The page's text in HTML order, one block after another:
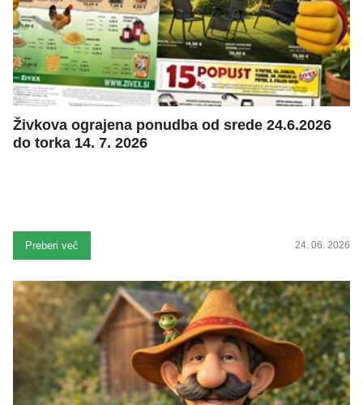
Živkova ograjena ponudba od srede 24.6.2026
do torka 14. 7. 2026
Preberi več 24. 06. 2026